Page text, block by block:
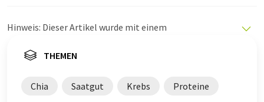
Hinweis: Dieser Artikel wurde mit einem
LUMITOS bietet diese automatischen Übersetzungen
Nachrichten zu präsentieren. Da dieser Artikel mit
automatischer Übersetzung übersetzt wurde, ist es
THEMEN
Chia Saatgut Krebs Proteine